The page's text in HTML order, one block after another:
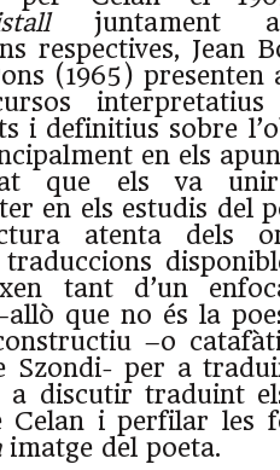
juntament
respectives, Jean
(1965) presenten
i definitius sobre
en els
que els va
en els estudis del
atenta dels
tant d’un
que no és la
–o
Szondi- per a
a discutir traduint
Celan i perfilar les
imatge del poeta.